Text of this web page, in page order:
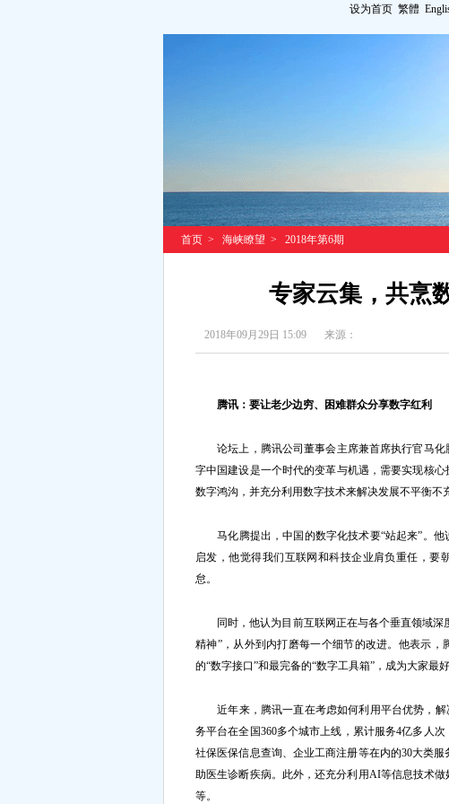
设为首页 繁體
首页 > 海峡瞭望 > 2018年第6期
专家云集，共烹
2018年09月29日 15:09 来源：
腾讯：要让老少边穷、困难群众分享数字红利
论坛上，腾讯公司董事会主席兼首席执行官马化
字中国建设是一个时代的变革与机遇，需要实现核
数字鸿沟，并充分利用数字技术来解决发展不平衡不
马化腾提出，中国的数字化技术要“站起来”。他
启发，他觉得我们互联网和科技企业肩负重任，要
怠。
同时，他认为目前互联网正在与各个垂直领域深
精神”，从外到内打磨每一个细节的改进。他表示
的“数字接口”和最完备的“数字工具箱”，成为大家最好
近年来，腾讯一直在考虑如何利用平台优势，解
务平台在全国360多个城市上线，累计服务4亿多人
社保医保信息查询、企业工商注册等在内的30大类
助医生诊断疾病。此外，还充分利用AI等信息技术
等。